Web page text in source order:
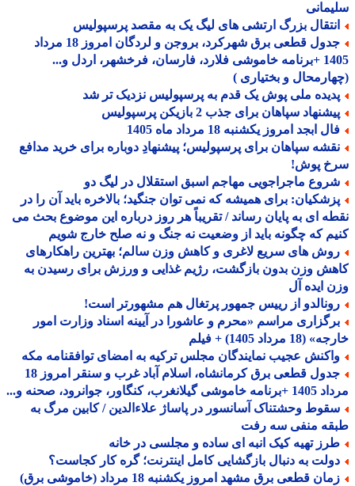
بزرگ ارتشی های لیگ یک به مقصد پرسپولیس
جدول قطعی برق شهرکرد، بروجن و لردگان امروز 18 مرداد
1405 +برنامه خاموشی فلارد، فارسان، فرخشهر، اردل و...
و بختیاری )
ملی پوش یک قدم به پرسپولیس نزدیک تر شد
سپاهان برای جذب 2 بازیکن پرسپولیس
ابجد امروز یکشنبه 18 مرداد ماه 1405
سپاهان برای پرسپولیس؛ پیشنهادِ دوباره برای خرید مدافع
پوش!
ماجراجویی مهاجم اسبق استقلال در لیگ دو
برای همیشه که نمی توان جنگید؛ بالاخره باید آن را در
ای به پایان رساند / تقریباً هر روز درباره این موضوع بحث می
که چگونه باید از وضعیت نه جنگ و نه صلح خارج شویم
های سریع لاغری و کاهش وزن سالم؛ بهترین راهکارهای
وزن بدون بازگشت، رژیم غذایی و ورزش برای رسیدن به
ایده آل
از رییس جمهور پرتغال هم مشهورتر است!
مراسم «محرم و عاشورا در آیینه اسناد وزارت امور
مرداد 1405) + فیلم
عجیب نمایندگان مجلس ترکیه به امضای توافقنامه مکه
جدول قطعی برق کرمانشاه، اسلام آباد غرب و سنقر امروز 18
کنگاور، جوانرود، صحنه و...
وحشتناک آسانسور در پاساژ علاءالدین / کابین مرگ به
منفی سه رفت
تهیه کیک انبه ای ساده و مجلسی در خانه
به دنبال بازگشایی کامل اینترنت؛ گره کار کجاست؟
قطعی برق مشهد امروز یکشنبه 18 مرداد (خاموشی برق)